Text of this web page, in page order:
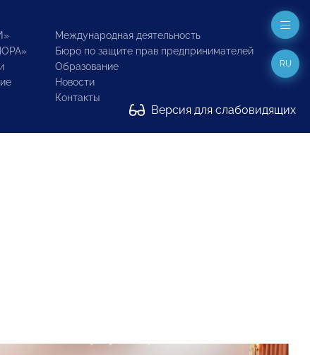
Международная деятельность
Бюро по защите прав предпринимателей
Образование
Новости
Контакты
Версия для слабовидящих
RU